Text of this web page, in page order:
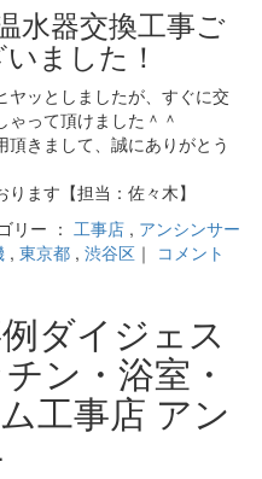
水器交換工事ご
ました！
ヤッとしましたが、すぐに交
って頂けました＾＾
きまして、誠にありがとう
ます【担当：佐々木】
ー ： 工事店 , アンシンサー
, 東京都 , 渋谷区 ｜ コメント
ダイジェス
ン・浴室・
工事店 アン